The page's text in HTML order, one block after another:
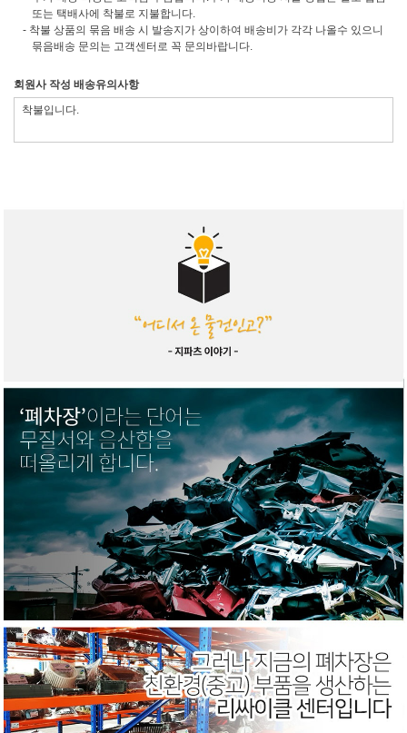
또는 택배사에 착불로 지불합니다.
- 착불 상품의 묶음 배송 시 발송지가 상이하여 배송비가 각각 나올수 있으니
묶음배송 문의는 고객센터로 꼭 문의바랍니다.
회원사 작성 배송유의사항
착불입니다.